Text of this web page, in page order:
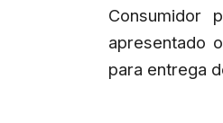
Consumidor
apresentado
para entrega